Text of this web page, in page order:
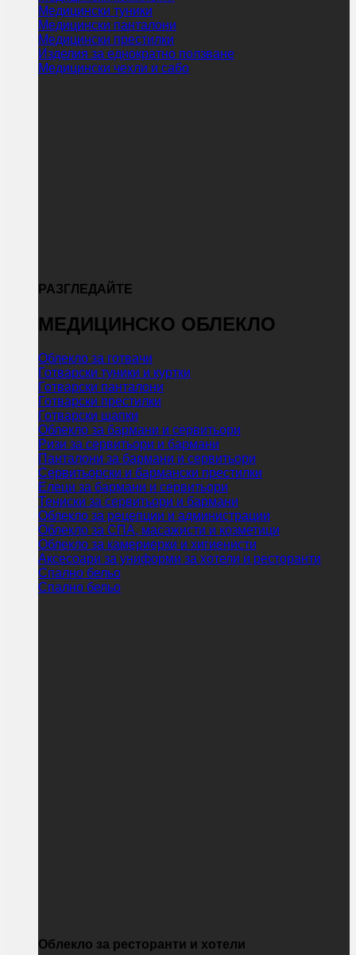
Медицински туники
Медицински панталони
Медицински престилки
Изделия за еднократно ползване
Медицински чехли и сабо
РАЗГЛЕДАЙТЕ
МЕДИЦИНСКО ОБЛЕКЛО
Облекло за готвачи
Готварски туники и куртки
Готварски панталони
Готварски престилки
Готварски шапки
Облекло за бармани и сервитьори
Ризи за сервитьори и бармани
Панталони за бармани и сервитьори
Сервитьорски и бармански престилки
Елеци за бармани и сервитьори
Тениски за сервитьори и бармани
Облекло за рецепции и администрации
Облекло за СПА, масажисти и козметици
Облекло за камериерки и хигиенисти
Аксесоари за униформи за хотели и ресторанти
Спално бельо
Спално бельо
Облекло за ресторанти и хотели